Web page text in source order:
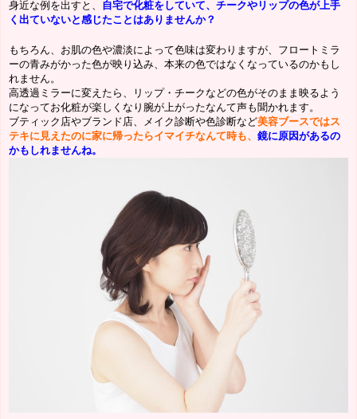
身近な例を出すと、 自宅で化粧をしていて、チークやリップの色が上手
く出ていないと感じたことはありませんか？
もちろん、お肌の色や濃淡によって色味は変わりますが、フロートミラ
ーの青みがかった色が映り込み、本来の色ではなくなっているのかもし
れません。
高透過ミラーに変えたら、リップ・チークなどの色がそのまま映るよう
になってお化粧が楽しくなり腕が上がったなんて声も聞かれます。
ブティック店やブランド店、メイク診断や色診断など美容ブースではス
テキに見えたのに家に帰ったらイマイチなんて時も、 鏡に原因があるの
かもしれませんね。